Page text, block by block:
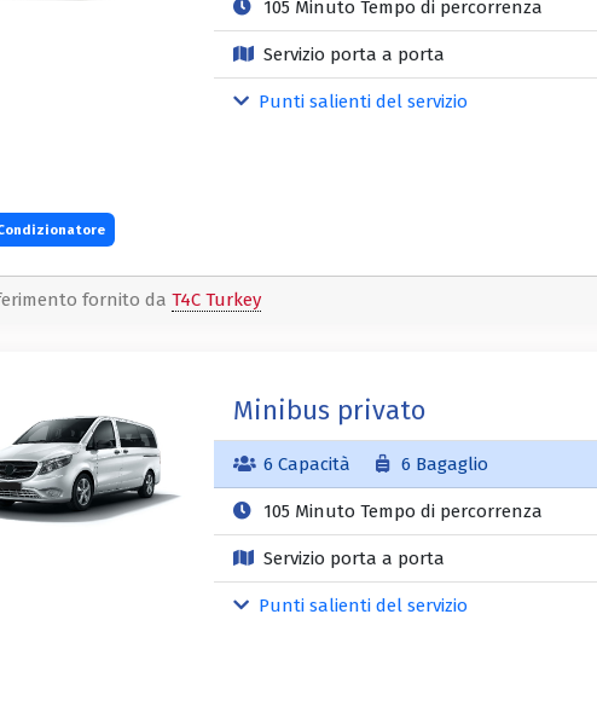
105 Minuto Tempo di percorrenza
Servizio porta a porta
Punti salienti del servizio
fornito da T4C Turkey
Minibus privato
6 Capacità 6 Bagaglio
105 Minuto Tempo di percorrenza
Servizio porta a porta
Punti salienti del servizio